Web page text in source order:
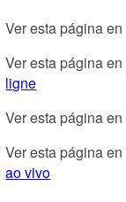
Ver esta página
Ver esta página en
ligne
Ver esta página
Ver esta página
ao vivo